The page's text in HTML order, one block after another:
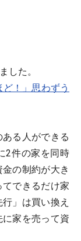
した。
！」思わずう
る人ができる
2件の家を同時
の制約が大き
できるだけ家
」は買い換え
家を売って資